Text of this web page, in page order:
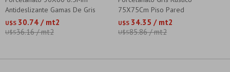
Antideslizante Gamas De Gris
Piedras
U$S 30.74 / mt2
U$S36.16 / mt2
75X75Cm Piso Pared
U$S 34.35 / mt2
U$S85.86 / mt2